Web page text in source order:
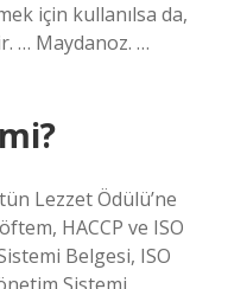
için kullanılsa da,
… Maydanoz. …
Lezzet Ödülü’ne
HACCP ve ISO
Belgesi, ISO